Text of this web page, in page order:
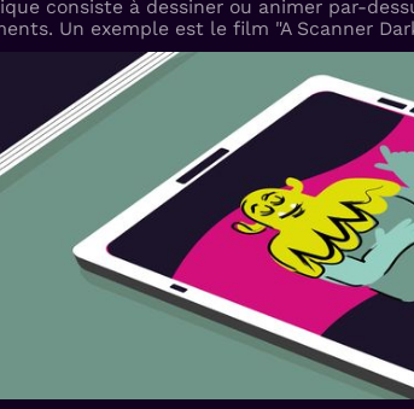
consiste à dessiner ou animer par-
Un exemple est le film "A Scanner